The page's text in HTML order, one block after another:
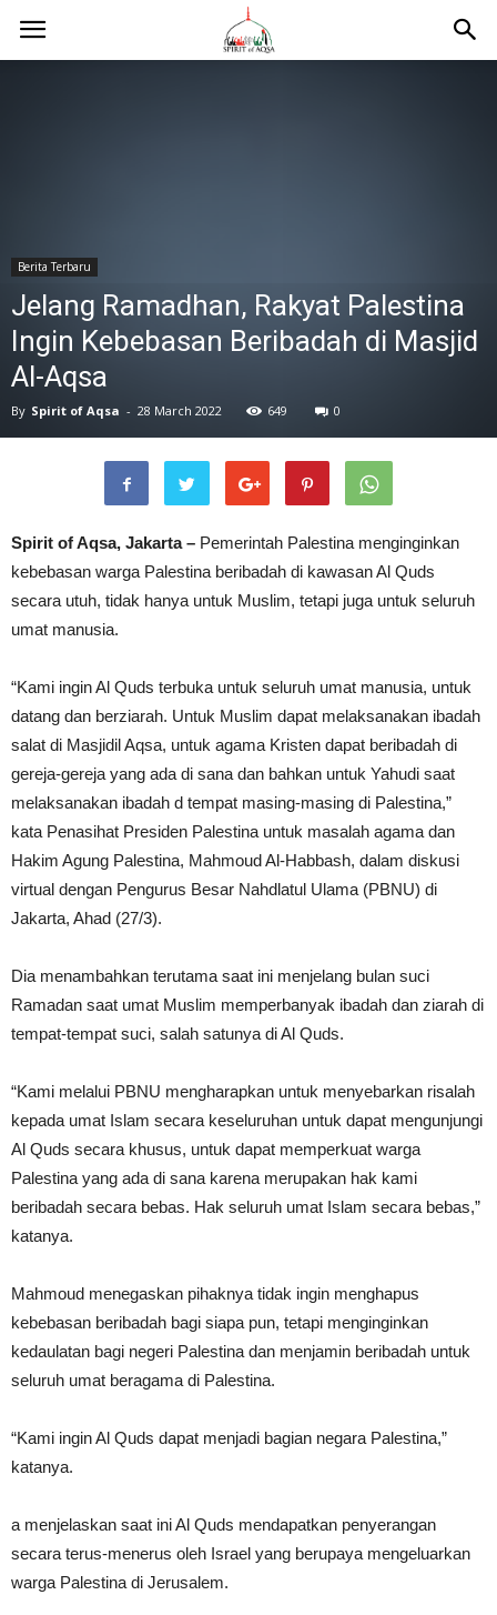
Berita Terbaru
Jelang Ramadhan, Rakyat Palestina
Ingin Kebebasan Beribadah di Masjid
Al-Aqsa
By Spirit of Aqsa - 28 March 2022 649 0
Spirit of Aqsa, Jakarta – Pemerintah Palestina menginginkan
kebebasan warga Palestina beribadah di kawasan Al Quds
secara utuh, tidak hanya untuk Muslim, tetapi juga untuk seluruh
umat manusia.
“Kami ingin Al Quds terbuka untuk seluruh umat manusia, untuk
datang dan berziarah. Untuk Muslim dapat melaksanakan ibadah
salat di Masjidil Aqsa, untuk agama Kristen dapat beribadah di
gereja-gereja yang ada di sana dan bahkan untuk Yahudi saat
melaksanakan ibadah d tempat masing-masing di Palestina,”
kata Penasihat Presiden Palestina untuk masalah agama dan
Hakim Agung Palestina, Mahmoud Al-Habbash, dalam diskusi
virtual dengan Pengurus Besar Nahdlatul Ulama (PBNU) di
Jakarta, Ahad (27/3).
Dia menambahkan terutama saat ini menjelang bulan suci
Ramadan saat umat Muslim memperbanyak ibadah dan ziarah di
tempat-tempat suci, salah satunya di Al Quds.
“Kami melalui PBNU mengharapkan untuk menyebarkan risalah
kepada umat Islam secara keseluruhan untuk dapat mengunjungi
Al Quds secara khusus, untuk dapat memperkuat warga
Palestina yang ada di sana karena merupakan hak kami
beribadah secara bebas. Hak seluruh umat Islam secara bebas,”
katanya.
Mahmoud menegaskan pihaknya tidak ingin menghapus
kebebasan beribadah bagi siapa pun, tetapi menginginkan
kedaulatan bagi negeri Palestina dan menjamin beribadah untuk
seluruh umat beragama di Palestina.
“Kami ingin Al Quds dapat menjadi bagian negara Palestina,”
katanya.
a menjelaskan saat ini Al Quds mendapatkan penyerangan
secara terus-menerus oleh Israel yang berupaya mengeluarkan
warga Palestina di Jerusalem.